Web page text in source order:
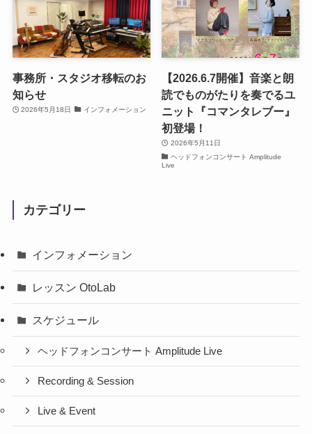
事務所・スタジオ移転のお
知らせ
2026年5月18日 インフォメーション
【2026.6.7開催】音楽と朗
読でものがたりを奏でるユ
ニット『コマンタレブー』
初登場！
2026年5月11日
ヘッドフォンコンサート Amplitude
Live
カテゴリー
インフォメーション
レッスン OtoLab
スケジュール
ヘッドフォンコンサート Amplitude Live
Recording & Session
Live & Event